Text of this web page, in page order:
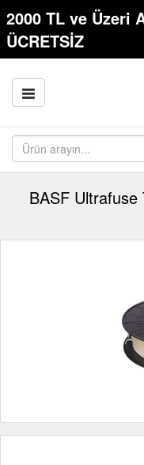
2000 TL ve Üzeri
ÜCRETSİZ
BASF